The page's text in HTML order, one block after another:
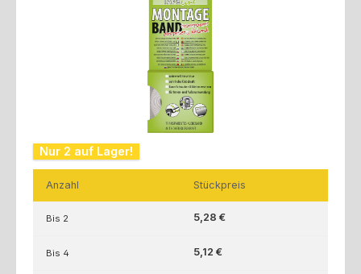
Nur 2 auf Lager!
Anzahl Stückpreis
Bis 2 5,28 €
Bis 4 5,12 €